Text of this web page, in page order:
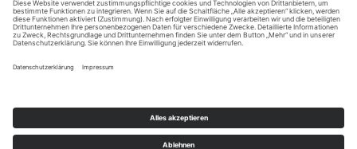
Impressum
Werbung- und Marketing
vorbehalten.